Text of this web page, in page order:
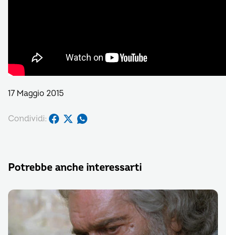
17 Maggio 2015
Condividi:
Potrebbe anche interessarti